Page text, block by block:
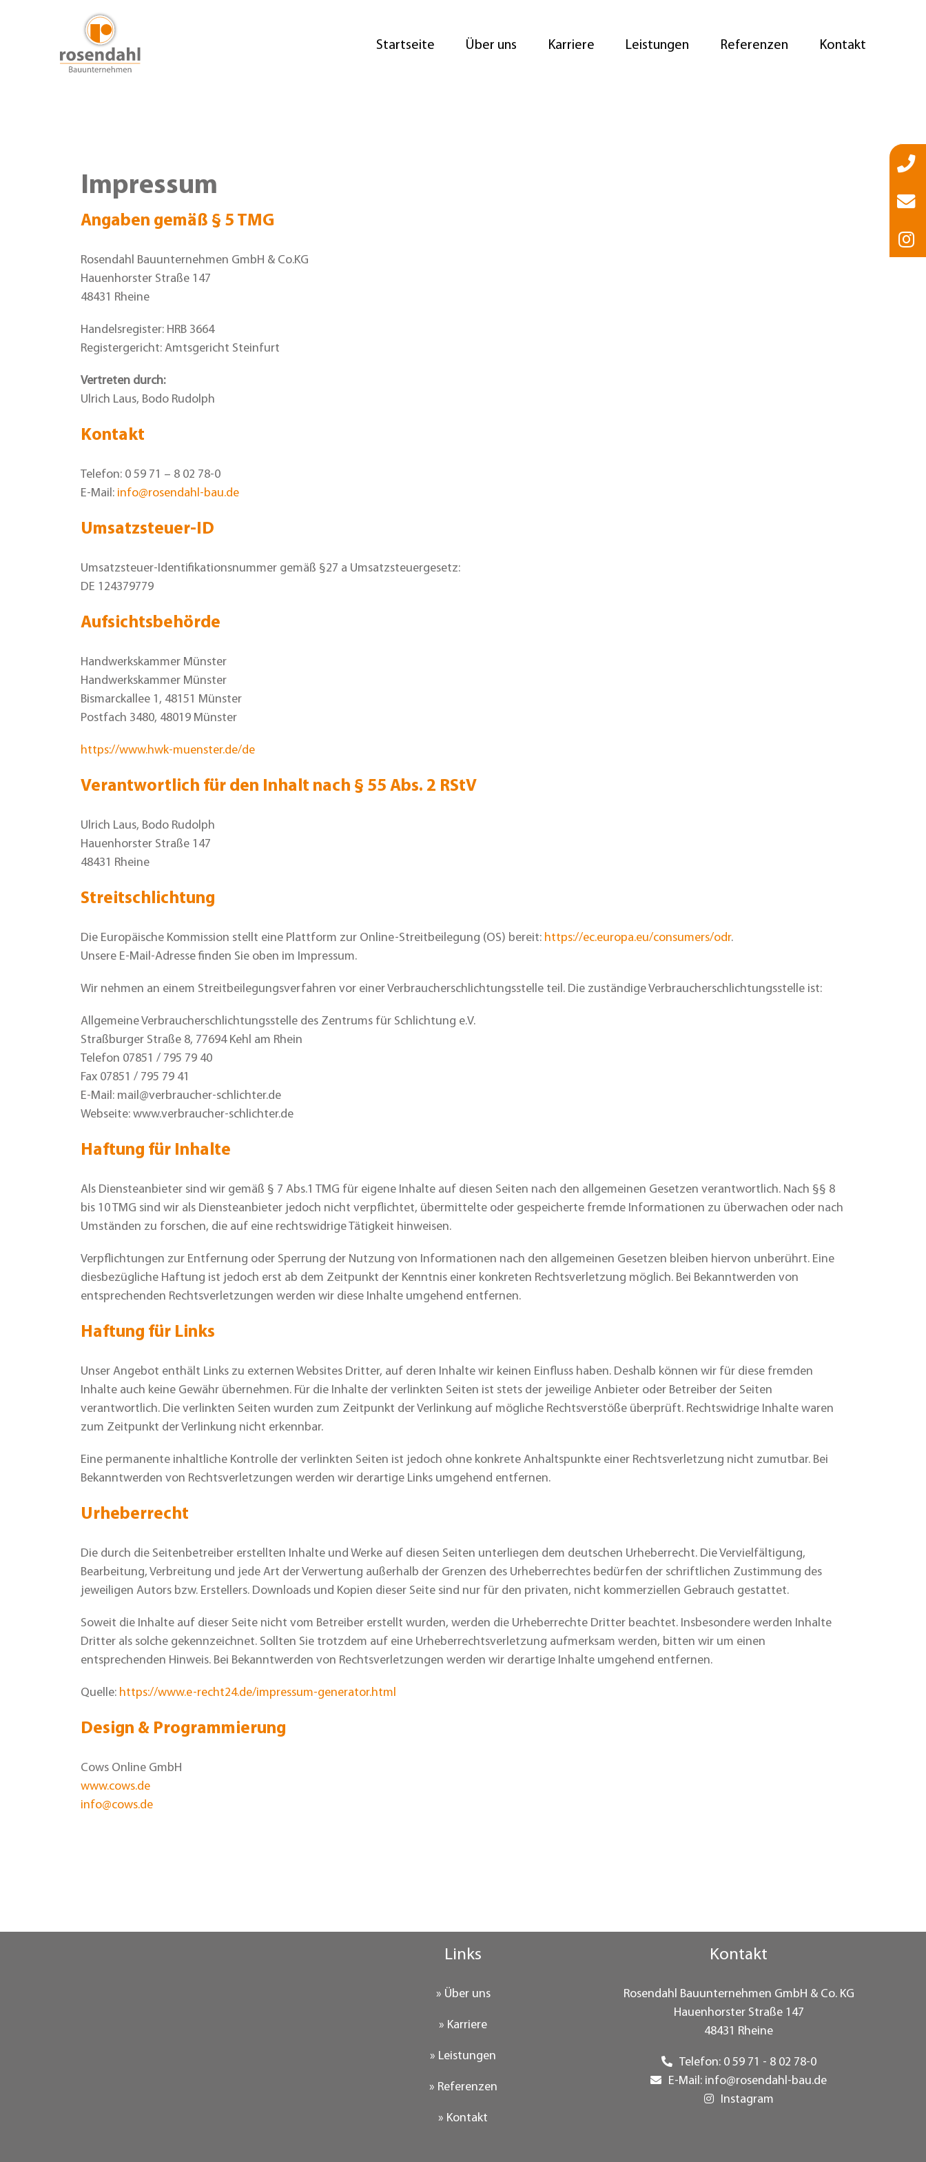
Startseite Über uns Karriere Leistungen Referenzen Kontakt
Impressum
Angaben gemäß § 5 TMG
Rosendahl Bauunternehmen GmbH & Co.KG
Hauenhorster Straße 147
48431 Rheine
Handelsregister: HRB 3664
Registergericht: Amtsgericht Steinfurt
Vertreten durch:
Ulrich Laus, Bodo Rudolph
Kontakt
Telefon: 0 59 71 – 8 02 78-0
E-Mail: info@rosendahl-bau.de
Umsatzsteuer-ID
Umsatzsteuer-Identifikationsnummer gemäß §27 a Umsatzsteuergesetz:
DE 124379779
Aufsichtsbehörde
Handwerkskammer Münster
Handwerkskammer Münster
Bismarckallee 1, 48151 Münster
Postfach 3480, 48019 Münster
https://www.hwk-muenster.de/de
Verantwortlich für den Inhalt nach § 55 Abs. 2 RStV
Ulrich Laus, Bodo Rudolph
Hauenhorster Straße 147
48431 Rheine
Streitschlichtung
Die Europäische Kommission stellt eine Plattform zur Online-Streitbeilegung (OS) bereit: https://ec.europa.eu/consumers/odr.
Unsere E-Mail-Adresse finden Sie oben im Impressum.
Wir nehmen an einem Streitbeilegungsverfahren vor einer Verbraucherschlichtungsstelle teil. Die zuständige Verbraucherschlichtungsstelle ist:
Allgemeine Verbraucherschlichtungsstelle des Zentrums für Schlichtung e.V.
Straßburger Straße 8, 77694 Kehl am Rhein
Telefon 07851 / 795 79 40
Fax 07851 / 795 79 41
E-Mail: mail@verbraucher-schlichter.de
Webseite: www.verbraucher-schlichter.de
Haftung für Inhalte
Als Diensteanbieter sind wir gemäß § 7 Abs.1 TMG für eigene Inhalte auf diesen Seiten nach den allgemeinen Gesetzen verantwortlich. Nach §§ 8
bis 10 TMG sind wir als Diensteanbieter jedoch nicht verpflichtet, übermittelte oder gespeicherte fremde Informationen zu überwachen oder nach
Umständen zu forschen, die auf eine rechtswidrige Tätigkeit hinweisen.
Verpflichtungen zur Entfernung oder Sperrung der Nutzung von Informationen nach den allgemeinen Gesetzen bleiben hiervon unberührt. Eine
diesbezügliche Haftung ist jedoch erst ab dem Zeitpunkt der Kenntnis einer konkreten Rechtsverletzung möglich. Bei Bekanntwerden von
entsprechenden Rechtsverletzungen werden wir diese Inhalte umgehend entfernen.
Haftung für Links
Unser Angebot enthält Links zu externen Websites Dritter, auf deren Inhalte wir keinen Einfluss haben. Deshalb können wir für diese fremden
Inhalte auch keine Gewähr übernehmen. Für die Inhalte der verlinkten Seiten ist stets der jeweilige Anbieter oder Betreiber der Seiten
verantwortlich. Die verlinkten Seiten wurden zum Zeitpunkt der Verlinkung auf mögliche Rechtsverstöße überprüft. Rechtswidrige Inhalte waren
zum Zeitpunkt der Verlinkung nicht erkennbar.
Eine permanente inhaltliche Kontrolle der verlinkten Seiten ist jedoch ohne konkrete Anhaltspunkte einer Rechtsverletzung nicht zumutbar. Bei
Bekanntwerden von Rechtsverletzungen werden wir derartige Links umgehend entfernen.
Urheberrecht
Die durch die Seitenbetreiber erstellten Inhalte und Werke auf diesen Seiten unterliegen dem deutschen Urheberrecht. Die Vervielfältigung,
Bearbeitung, Verbreitung und jede Art der Verwertung außerhalb der Grenzen des Urheberrechtes bedürfen der schriftlichen Zustimmung des
jeweiligen Autors bzw. Erstellers. Downloads und Kopien dieser Seite sind nur für den privaten, nicht kommerziellen Gebrauch gestattet.
Soweit die Inhalte auf dieser Seite nicht vom Betreiber erstellt wurden, werden die Urheberrechte Dritter beachtet. Insbesondere werden Inhalte
Dritter als solche gekennzeichnet. Sollten Sie trotzdem auf eine Urheberrechtsverletzung aufmerksam werden, bitten wir um einen
entsprechenden Hinweis. Bei Bekanntwerden von Rechtsverletzungen werden wir derartige Inhalte umgehend entfernen.
Quelle: https://www.e-recht24.de/impressum-generator.html
Design & Programmierung
Cows Online GmbH
www.cows.de
info@cows.de
Links
» Über uns
» Karriere
» Leistungen
» Referenzen
» Kontakt
Kontakt
Rosendahl Bauunternehmen GmbH & Co. KG
Hauenhorster Straße 147
48431 Rheine
Telefon: 0 59 71 - 8 02 78-0
E-Mail: info@rosendahl-bau.de
Instagram